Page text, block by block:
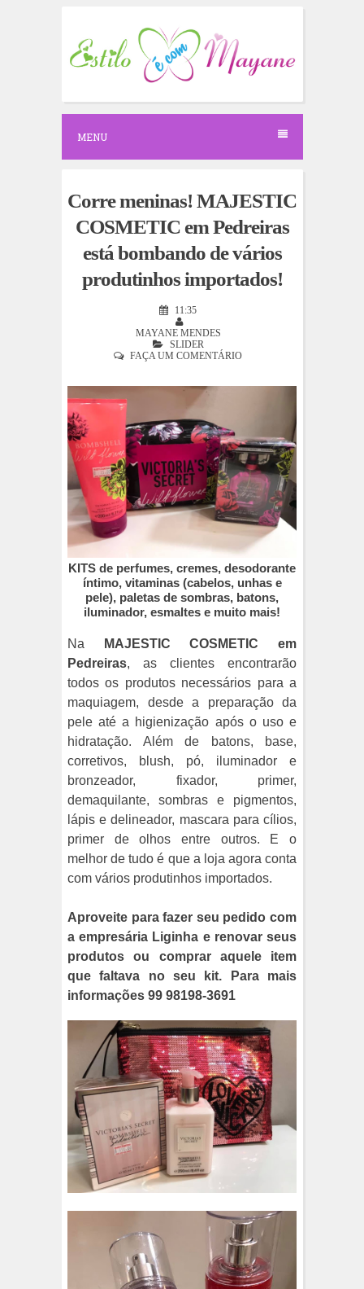
c
o
e
MENU
Corre meninas! MAJESTIC
COSMETIC em Pedreiras
está bombando de vários
produtinhos importados!
11:35
MAYANE MENDES
SLIDER
FAÇA UM COMENTÁRIO
KITS de perfumes, cremes, desodorante
íntimo, vitaminas (cabelos, unhas e
pele), paletas de sombras, batons,
iluminador, esmaltes e muito mais!
Na
MAJESTIC COSMETIC em
Pedreiras, as clientes encontrarão
todos os produtos necessários para a
maquiagem, desde a preparação da
pele até a higienização após o uso e
hidratação. Além de batons, base,
corretivos, blush, pó, iluminador e
bronzeador, fixador, primer,
demaquilante, sombras e pigmentos,
lápis e delineador, mascara para cílios,
primer de olhos entre outros. E o
melhor de tudo é que a loja agora conta
com vários produtinhos importados.
Aproveite para fazer seu pedido com
a empresária Liginha e renovar seus
produtos ou comprar aquele item
que faltava no seu kit. Para mais
informações 99 98198-3691